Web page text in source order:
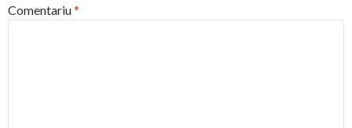
Comentariu*